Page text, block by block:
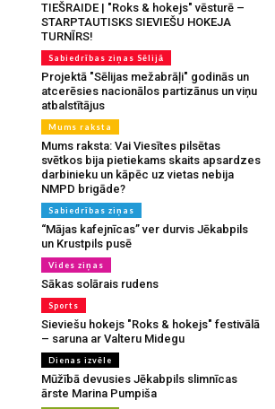
TIEŠRAIDE | "Roks & hokejs" vēsturē –
STARPTAUTISKS SIEVIEŠU HOKEJA
TURNĪRS!
Sabiedrības ziņas Sēlijā
Projektā "Sēlijas mežabrāļi" godinās un
atcerēsies nacionālos partizānus un viņu
atbalstītājus
Mums raksta
Mums raksta: Vai Viesītes pilsētas
svētkos bija pietiekams skaits apsardzes
darbinieku un kāpēc uz vietas nebija
NMPD brigāde?
Sabiedrības ziņas
“Mājas kafejnīcas” ver durvis Jēkabpils
un Krustpils pusē
Vides ziņas
Sākas solārais rudens
Sports
Sieviešu hokejs "Roks & hokejs" festivālā
– saruna ar Valteru Midegu
Dienas izvēle
Mūžībā devusies Jēkabpils slimnīcas
ārste Marina Pumpiša